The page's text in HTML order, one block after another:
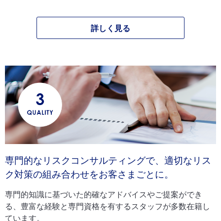
詳しく見る
専門的なリスクコンサルティングで、適切なリス
ク対策の組み合わせをお客さまごとに。
専門的知識に基づいた的確なアドバイスやご提案ができ
る、豊富な経験と専門資格を有するスタッフが多数在籍し
ています。